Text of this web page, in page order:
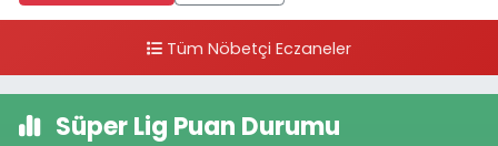
Tüm Nöbetçi Eczaneler
Süper Lig Puan Durumu